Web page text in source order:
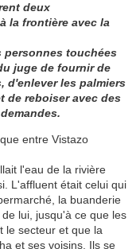
deux
la frontière avec la
personnes touchées
juge de fournir de
d'enlever les palmiers
de reboiser avec des
entre Vistazo
l'eau de la rivière
L'affluent était celui qui
la buanderie
lui, jusqu'à ce que les
le secteur et que la
et ses voisins. Ils se